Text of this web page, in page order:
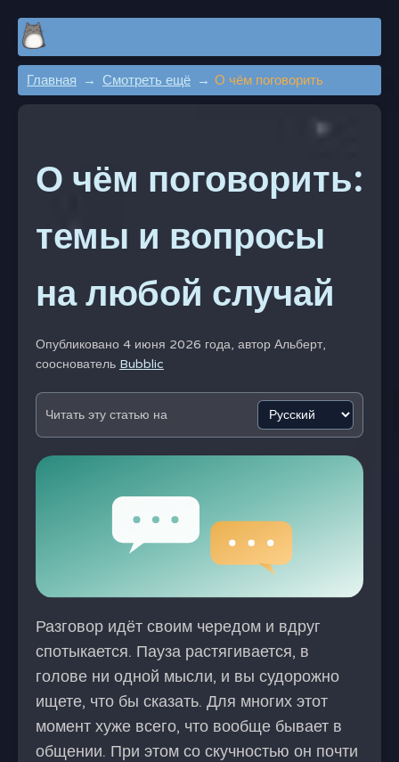
Главная Смотреть ещё О чём поговорить
О чём поговорить:
темы и вопросы
на любой случай
Опубликовано 4 июня 2026 года, автор Альберт,
сооснователь Bubblic
Читать эту статью на
Разговор идёт своим чередом и вдруг
спотыкается. Пауза растягивается, в
голове ни одной мысли, и вы судорожно
ищете, что бы сказать. Для многих этот
момент хуже всего, что вообще бывает в
общении. При этом со скучностью он почти